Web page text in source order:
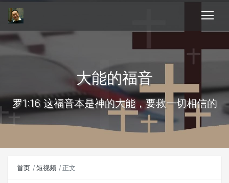
大能的福音
罗1:16 这福音本是神的大能，要救一切相信的
首页 短视频 正文